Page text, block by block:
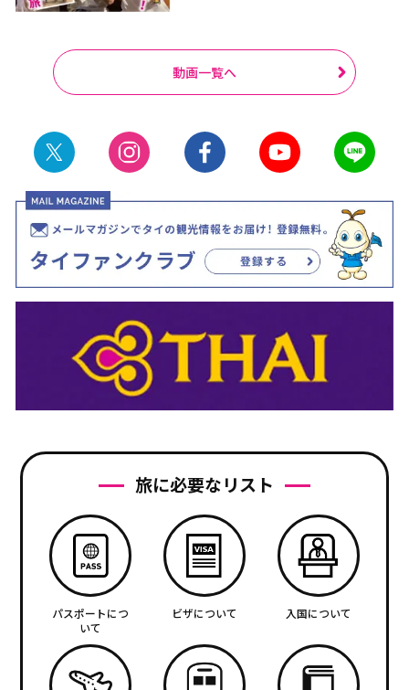
動画一覧へ
旅に必要なリスト
パスポートにつ
いて
ビザについて 入国について